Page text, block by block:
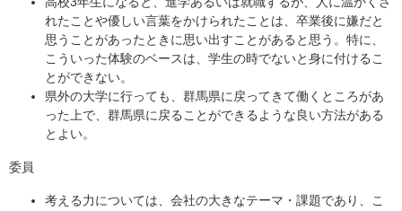
れたことや優しい言葉をかけられたことは、卒業後に嫌だと
思うことがあったときに思い出すことがあると思う。特に、
こういった体験のベースは、学生の時でないと身に付けるこ
とができない。
県外の大学に行っても、群馬県に戻ってきて働くところがあ
った上で、群馬県に戻ることができるような良い方法がある
とよい。
委員
考える力については、会社の大きなテーマ・課題であり、こ